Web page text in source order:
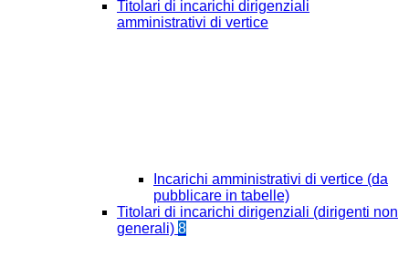
Titolari di incarichi dirigenziali
amministrativi di vertice
Incarichi amministrativi di vertice (da
pubblicare in tabelle)
Titolari di incarichi dirigenziali (dirigenti non
generali) 8